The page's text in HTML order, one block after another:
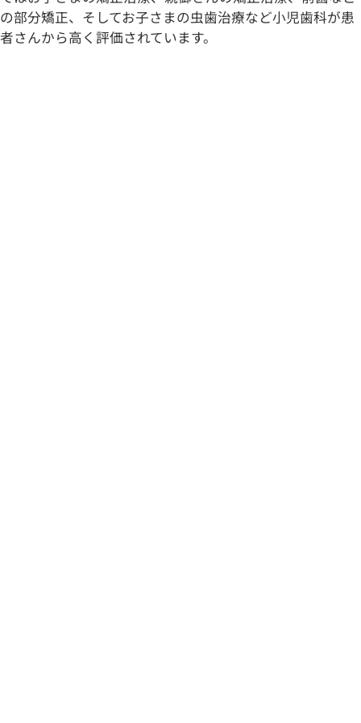
の部分矯正、そしてお子さまの虫歯治療など小児歯科が患
者さんから高く評価されています。